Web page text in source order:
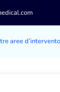
aree d’intervento